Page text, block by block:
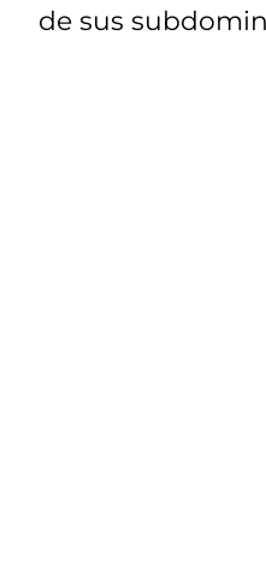
de sus